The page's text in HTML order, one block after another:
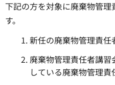
下記の方を対象に廃棄物管
す。
新任の廃棄物管理責任
廃棄物管理責任者講
している廃棄物管理責